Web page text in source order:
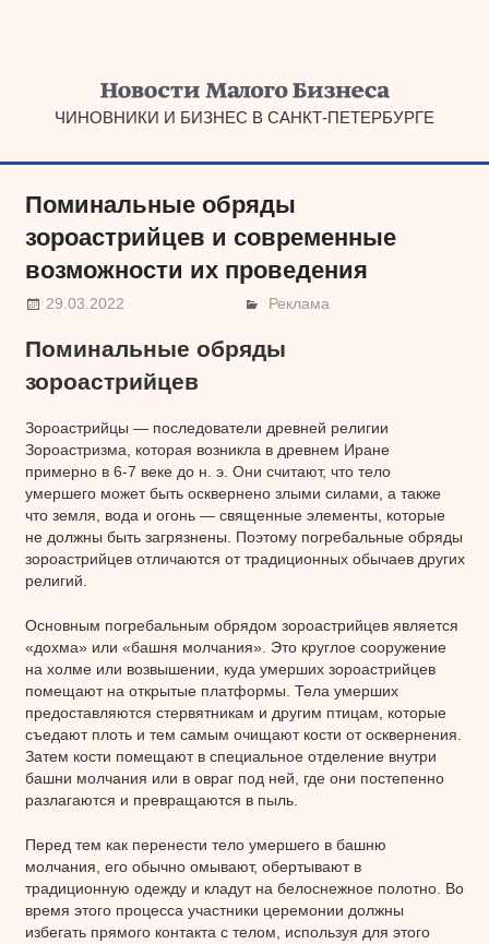
ЧИНОВНИКИ И БИЗНЕС В САНКТ-ПЕТЕРБУРГЕ
Поминальные обряды
зороастрийцев и современные
возможности их проведения
29.03.2022 Реклама
Поминальные обряды
зороастрийцев
Зороастрийцы — последователи древней религии
Зороастризма, которая возникла в древнем Иране
примерно в 6-7 веке до н. э. Они считают, что тело
умершего может быть осквернено злыми силами, а также
что земля, вода и огонь — священные элементы, которые
не должны быть загрязнены. Поэтому погребальные обряды
зороастрийцев отличаются от традиционных обычаев других
религий.
Основным погребальным обрядом зороастрийцев является
«дохма» или «башня молчания». Это круглое сооружение
на холме или возвышении, куда умерших зороастрийцев
помещают на открытые платформы. Тела умерших
предоставляются стервятникам и другим птицам, которые
съедают плоть и тем самым очищают кости от осквернения.
Затем кости помещают в специальное отделение внутри
башни молчания или в овраг под ней, где они постепенно
разлагаются и превращаются в пыль.
Перед тем как перенести тело умершего в башню
молчания, его обычно омывают, обертывают в
традиционную одежду и кладут на белоснежное полотно. Во
время этого процесса участники церемонии должны
избегать прямого контакта с телом, используя для этого